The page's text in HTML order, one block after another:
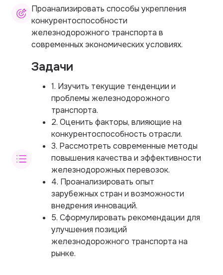
Проанализировать способы укрепления
конкурентоспособности
железнодорожного транспорта в
современных экономических условиях.
Задачи
1. Изучить текущие тенденции и
проблемы железнодорожного
транспорта.
2. Оценить факторы, влияющие на
конкурентоспособность отрасли.
3. Рассмотреть современные методы
повышения качества и эффективности
железнодорожных перевозок.
4. Проанализировать опыт
зарубежных стран и возможности
внедрения инноваций.
5. Сформулировать рекомендации для
улучшения позиций
железнодорожного транспорта на
рынке.